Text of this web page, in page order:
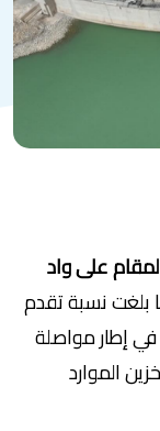
على واد
بلغت نسبة تقدم
في إطار مواصلة
الموارد